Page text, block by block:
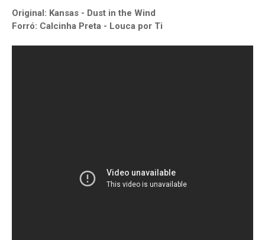
Original: Kansas - Dust in the Wind
Forró: Calcinha Preta - Louca por Ti